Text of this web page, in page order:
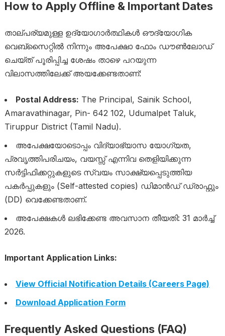
How to Apply Offline & Important Dates
താല്പര്യമുള്ള ഉദ്യോഗാർത്ഥികൾ ഔദ്യോഗിക
വെബ്സൈറ്റിൽ നിന്നും അപേക്ഷാ ഫോം ഡൗൺലോഡ്
ചെയ്ത് പൂരിപ്പിച്ച ശേഷം താഴെ പറയുന്ന
വിലാസത്തിലേക്ക് അയക്കേണ്ടതാണ്:
Postal Address: The Principal, Sainik School,
Amaravathinagar, Pin- 642 102, Udumalpet Taluk,
Tiruppur District (Tamil Nadu).
അപേക്ഷയോടൊപ്പം വിദ്യാഭ്യാസ യോഗ്യത,
പ്രവൃത്തിപരിചയം, വയസ്സ് എന്നിവ തെളിയിക്കുന്ന
സർട്ടിഫിക്കറ്റുകളുടെ സ്വയം സാക്ഷ്യപ്പെടുത്തിയ
പകർപ്പുകളും (Self-attested copies) ഡിമാൻഡ് ഡ്രാഫ്റ്റും
(DD) വെക്കേണ്ടതാണ്.
അപേക്ഷകൾ ലഭിക്കേണ്ട അവസാന തീയതി: 31 മാർച്ച്
2026.
Important Application Links:
View Official Notification Details (Careers Page)
Download Application Form
Frequently Asked Questions (FAQ)